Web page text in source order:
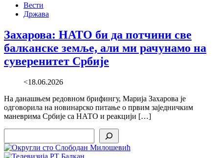
Вести
Држава
Захарова: НАТО би да потчини све
балканске земље, али ми рачунамо на
суверенитет Србије
<18.06.2026
На данашњем редовном брифингу, Марија Захарова је
одговорила на новинарско питање о првим заједничким
маневрима Србије са НАТО и реакцији […]